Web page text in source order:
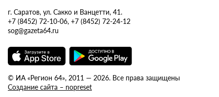
г. Саратов, ул. Сакко и Ванцетти, 41.
+7 (8452) 72-10-06, +7 (8452) 72-24-12
sog@gazeta64.ru
© ИА «Регион 64», 2011 — 2026. Все права защищены
Создание сайта – nopreset